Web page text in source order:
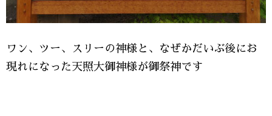
ワン、ツー、スリーの神様と、なぜかだいぶ後にお
現れになった天照大御神様が御祭神です